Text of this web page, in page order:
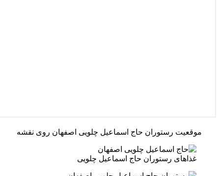
موقعیت رستوران حاج اسماعیل چلویی اصفهان روی نقشه
غذاهای رستوران حاج اسماعیل چلویی